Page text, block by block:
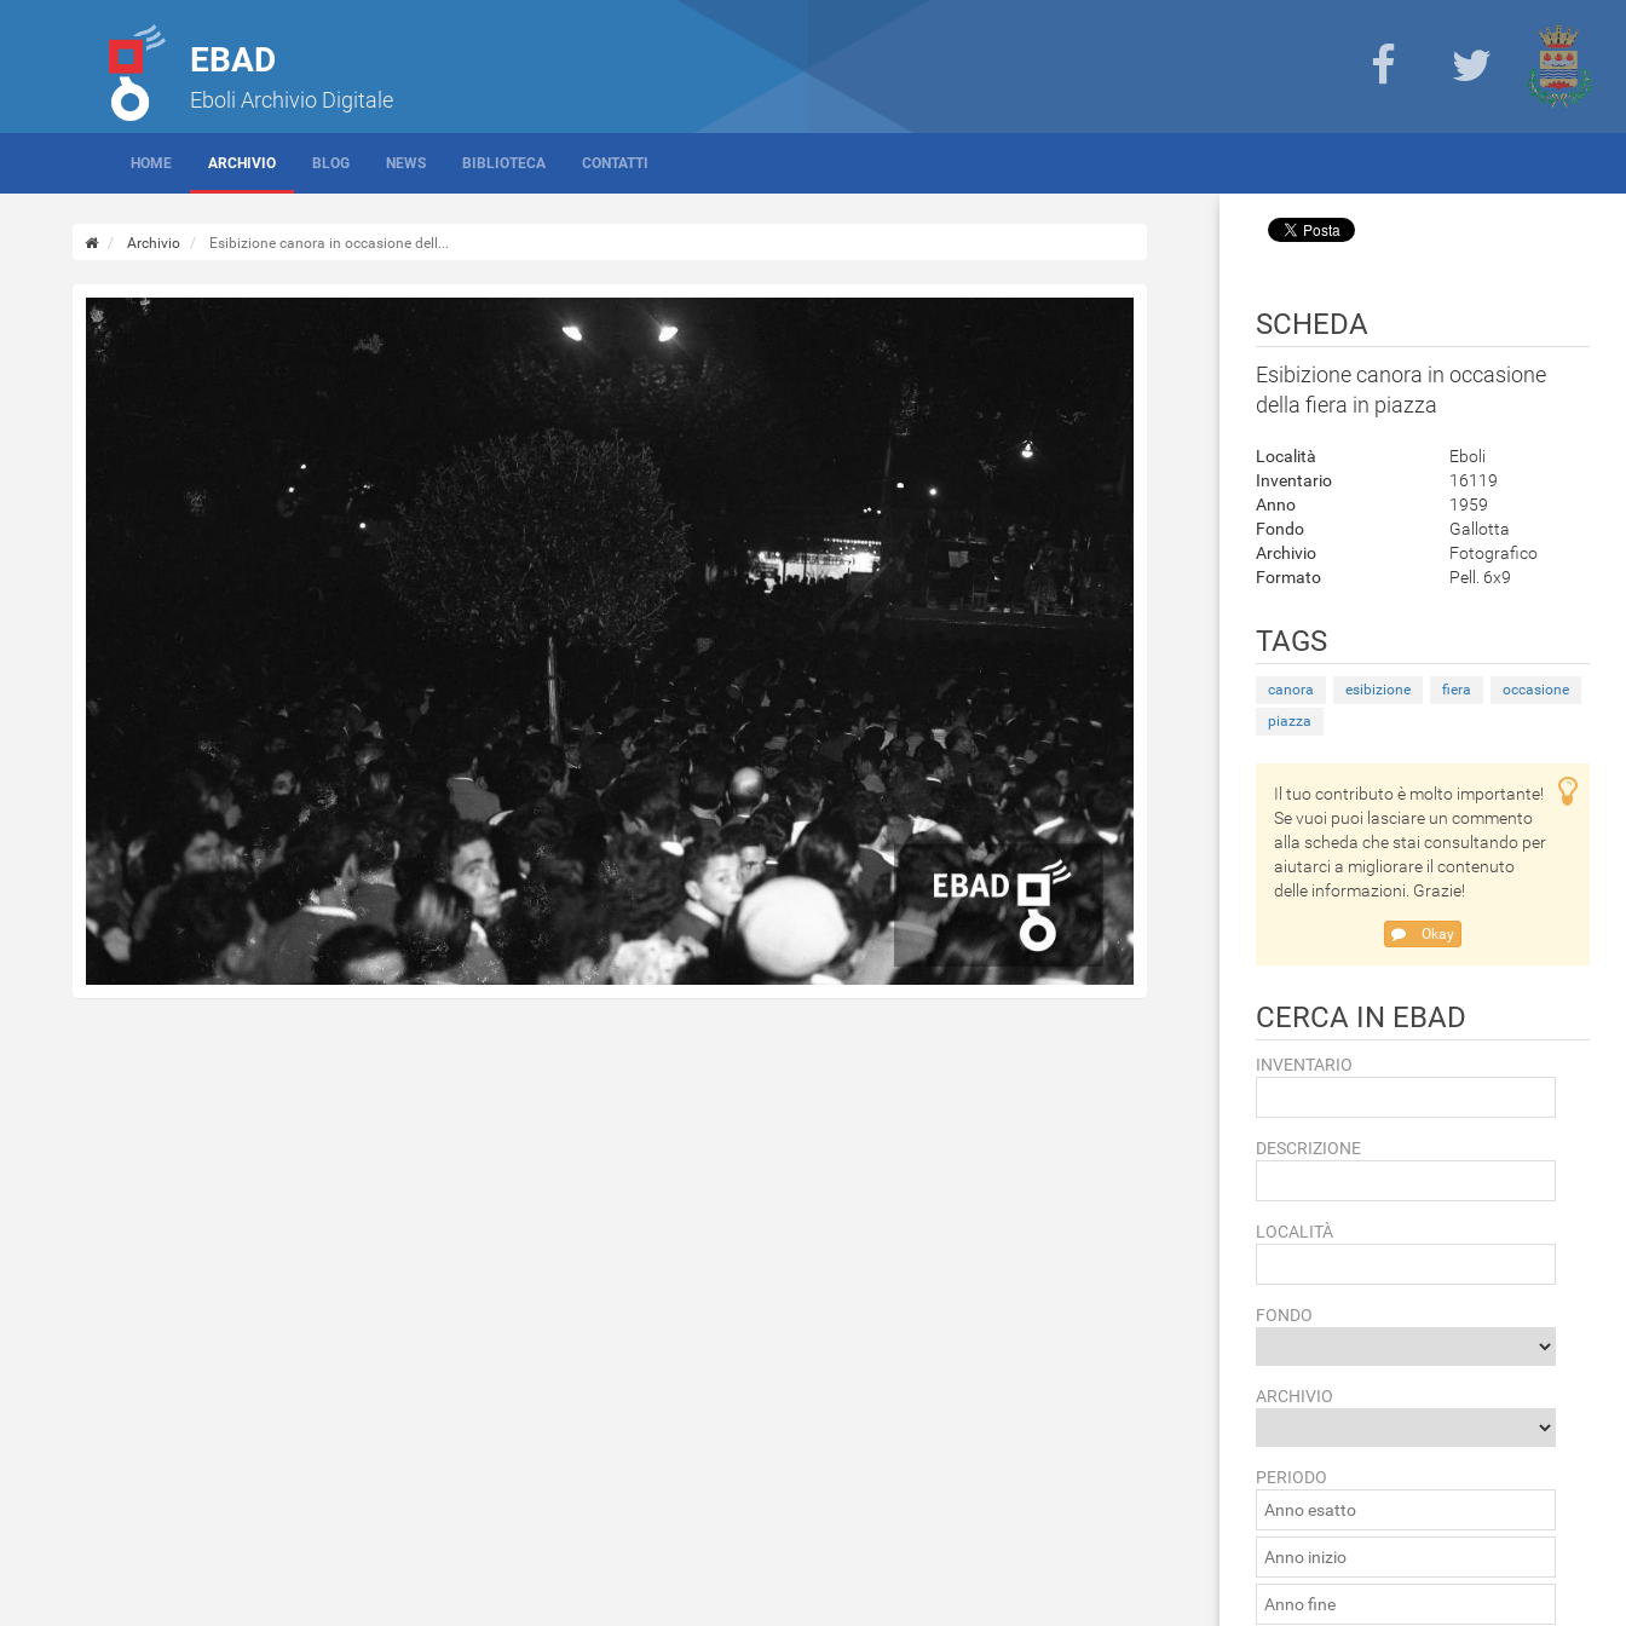
EBAD
Eboli Archivio Digitale
HOME ARCHIVIO BLOG NEWS BIBLIOTECA CONTATTI
Archivio Esibizione canora in occasione dell...
SCHEDA
Esibizione canora in occasione
della fiera in piazza
Località
Eboli
Inventario
16119
Anno
1959
Fondo
Gallotta
Archivio
Fotografico
Formato
Pell. 6x9
TAGS
canora esibizione fiera
occasione
piazza
Il tuo contributo è molto importante!
Se vuoi puoi lasciare un commento
alla scheda che stai consultando per
aiutarci a migliorare il contenuto
delle informazioni. Grazie!
Okay
CERCA IN EBAD
INVENTARIO
DESCRIZIONE
LOCALITÀ
FONDO
ARCHIVIO
PERIODO